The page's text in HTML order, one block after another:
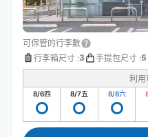
可保管的行李數
行李箱尺寸 :3 手提包尺寸 :5
利用
8/6四 8/7五 8/8六